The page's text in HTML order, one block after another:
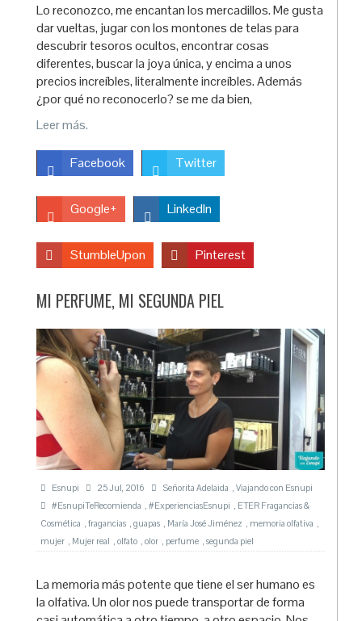
Lo reconozco, me encantan los mercadillos. Me gusta
dar vueltas, jugar con los montones de telas para
descubrir tesoros ocultos, encontrar cosas
diferentes, buscar la joya única, y encima a unos
precios increíbles, literalmente increíbles. Además
¿por qué no reconocerlo? se me da bien,
Leer más.
Facebook Twitter
Google+ LinkedIn
StumbleUpon Pinterest
MI PERFUME, MI SEGUNDA PIEL
Esnupi 25 Jul, 2016 Señorita Adelaida
Viajando con Esnupi
#EsnupiTeRecomienda
#ExperienciasEsnupi
ETER Fragancias &
Cosmética
fragancias guapas María José Jiménez memoria olfativa
mujer
Mujer real olfato olor perfume segunda piel
La memoria más potente que tiene el ser humano es
la olfativa. Un olor nos puede transportar de forma